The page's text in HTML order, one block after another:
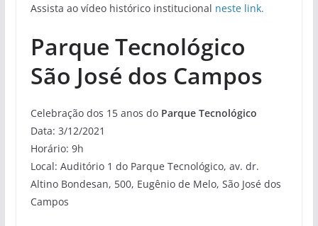
Assista ao vídeo histórico institucional neste link.
Parque Tecnológico
São José dos Campos
Celebração dos 15 anos doParque Tecnológico
Data: 3/12/2021
Horário: 9h
Local: Auditório 1 do Parque Tecnológico, av. dr.
Altino Bondesan, 500, Eugênio de Melo, São José dos
Campos